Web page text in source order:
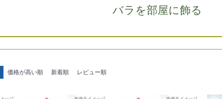
バラを部屋に飾る
価格が高い順 新着順 レビュー順